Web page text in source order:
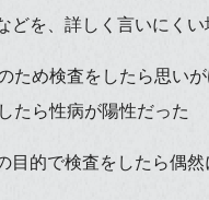
どを、詳しく言いにく
ため検査をしたら思い
たら性病が陽性だった
的で検査をしたら偶